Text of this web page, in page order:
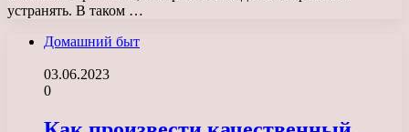
устранять. В таком …
Домашний быт
03.06.2023
0